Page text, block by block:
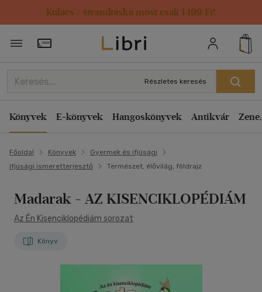
Kulacs / strandtáska most csak 1499 Ft!
Törzsvásárlói Kártya adatai
Részletes keresés
Könyvek E-könyvek Hangoskönyvek Antikvár
Főoldal Könyvek
Gyermek és ifjúsági
Ifjúsági ismeretterjesztő
Természet, élővilág, földrajz
Madarak - AZ KISENCIKLOPÉDIÁM
Az Én Kisenciklopédiám sorozat
Könyv